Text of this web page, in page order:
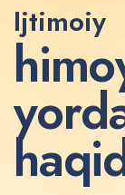
Ijtimoiy
himo
yord
haqi